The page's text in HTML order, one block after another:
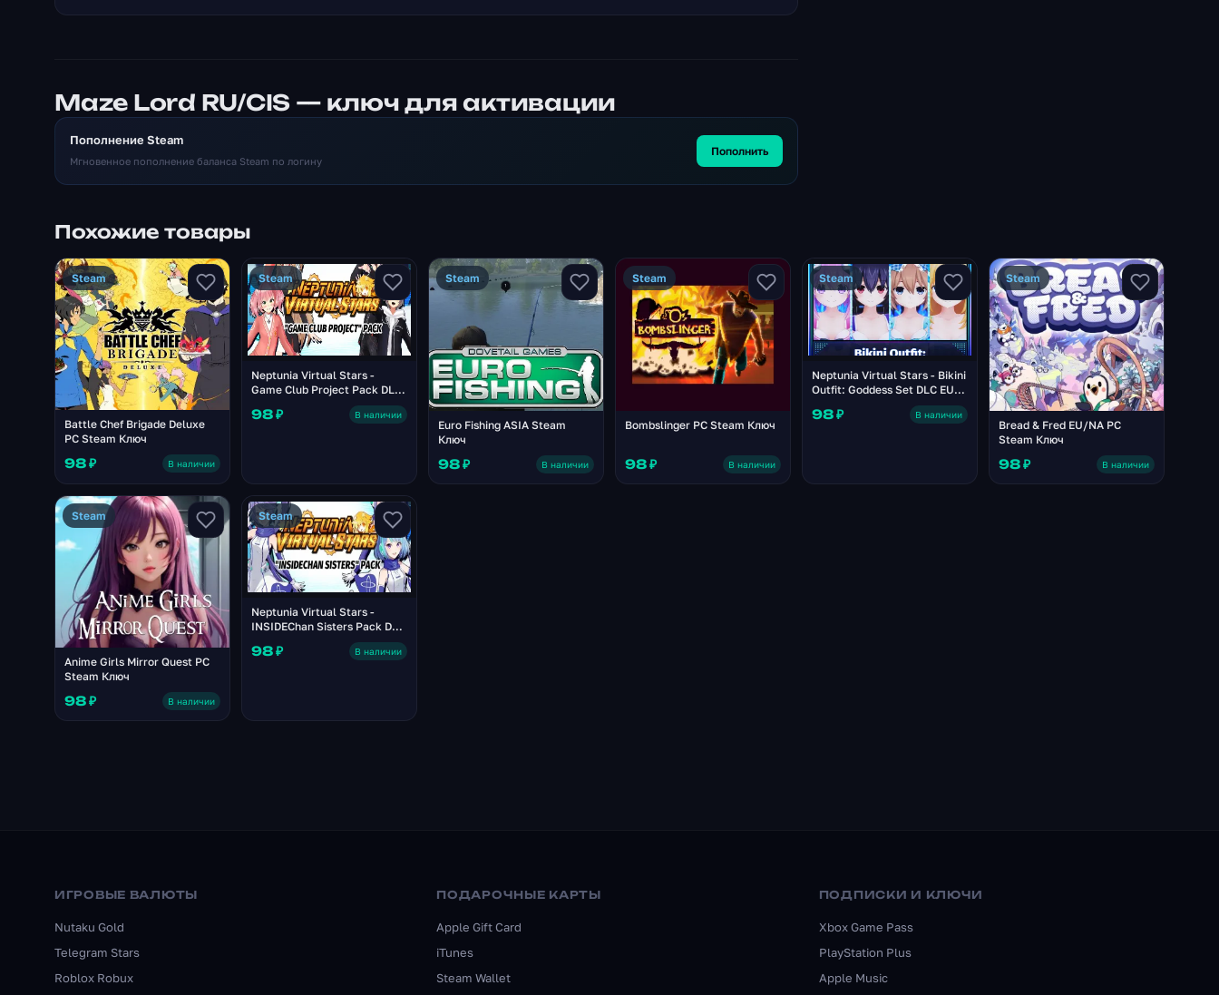
Maze Lord RU/CIS — ключ для активации
Пополнение Steam
Мгновенное пополнение баланса Steam по логину
Пополнить
Похожие товары
Steam
Battle Chef Brigade Deluxe
PC Steam Ключ
98 ₽ В наличии
Steam
Neptunia Virtual Stars -
Game Club Project Pack DLC
98 ₽ В наличии
Steam
Euro Fishing ASIA Steam
Ключ
98 ₽ В наличии
Steam
Bombslinger PC Steam Ключ
98 ₽ В наличии
Steam
Neptunia Virtual Stars - Bikini
Outfit: Goddess Set DLC EU
98 ₽ В наличии
Steam
Bread & Fred EU/NA PC
Steam Ключ
98 ₽ В наличии
Steam
Anime Girls Mirror Quest PC
Steam Ключ
98 ₽ В наличии
Steam
Neptunia Virtual Stars -
INSIDEChan Sisters Pack DLC
98 ₽ В наличии
ИГРОВЫЕ ВАЛЮТЫ
Nutaku Gold
Telegram Stars
Roblox Robux
ПОДАРОЧНЫЕ КАРТЫ
Apple Gift Card
iTunes
Steam Wallet
ПОДПИСКИ И КЛЮЧИ
Xbox Game Pass
PlayStation Plus
Apple Music